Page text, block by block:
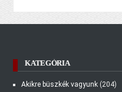
KATEGÓRIA
Akikre büszkék vagyunk (204)